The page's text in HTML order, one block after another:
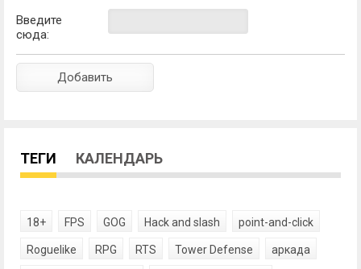
Введите
сюда:
ТЕГИ КАЛЕНДАРЬ
18+ FPS GOG Hack and slash point-and-click
Roguelike RPG RTS Tower Defense аркада